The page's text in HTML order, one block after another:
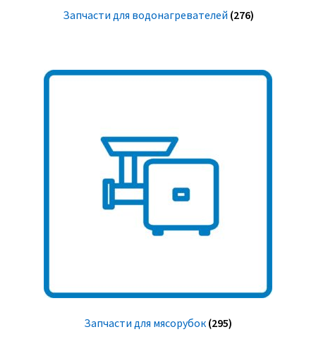
Запчасти для водонагревателей (276)
Запчасти для мясорубок (295)